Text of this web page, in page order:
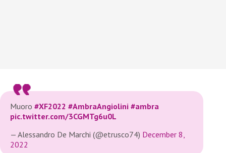
Muoro #XF2022 #AmbraAngiolini #ambra
pic.twitter.com/3CGMTg6u0L
— Alessandro De Marchi (@etrusco74) December 8,
2022